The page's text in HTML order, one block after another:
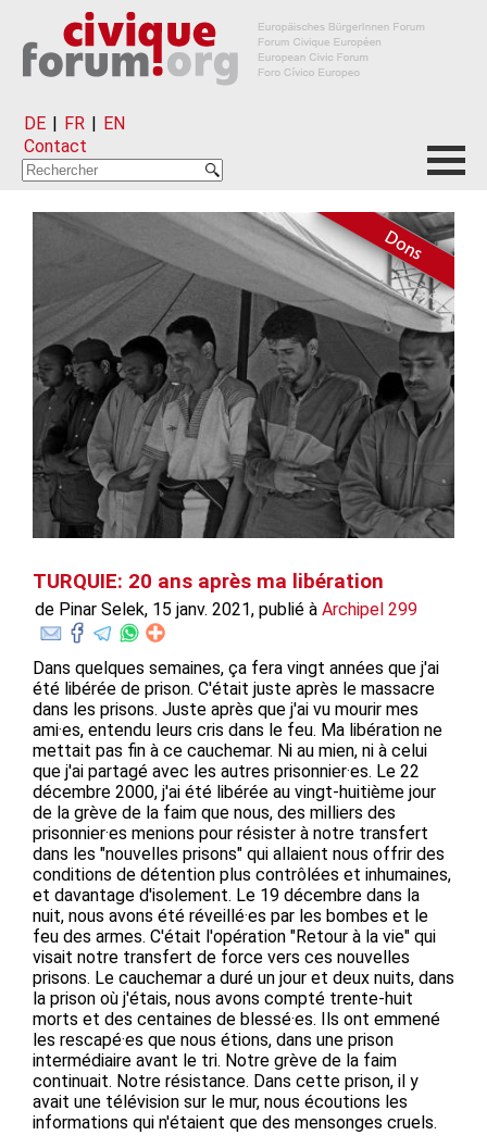
DE | FR | EN
Contact
TURQUIE: 20 ans après ma libération
de Pinar Selek, 15 janv. 2021, publié à Archipel 299
Dans quelques semaines, ça fera vingt années que j'ai
été libérée de prison. C'était juste après le massacre
dans les prisons. Juste après que j'ai vu mourir mes
ami·es, entendu leurs cris dans le feu. Ma libération ne
mettait pas fin à ce cauchemar. Ni au mien, ni à celui
que j'ai partagé avec les autres prisonnier·es. Le 22
décembre 2000, j'ai été libérée au vingt-huitième jour
de la grève de la faim que nous, des milliers des
prisonnier·es menions pour résister à notre transfert
dans les "nouvelles prisons" qui allaient nous offrir des
conditions de détention plus contrôlées et inhumaines,
et davantage d'isolement. Le 19 décembre dans la
nuit, nous avons été réveillé·es par les bombes et le
feu des armes. C'était l'opération "Retour à la vie" qui
visait notre transfert de force vers ces nouvelles
prisons. Le cauchemar a duré un jour et deux nuits, dans
la prison où j'étais, nous avons compté trente-huit
morts et des centaines de blessé·es. Ils ont emmené
les rescapé·es que nous étions, dans une prison
intermédiaire avant le tri. Notre grève de la faim
continuait. Notre résistance. Dans cette prison, il y
avait une télévision sur le mur, nous écoutions les
informations qui n'étaient que des mensonges cruels.